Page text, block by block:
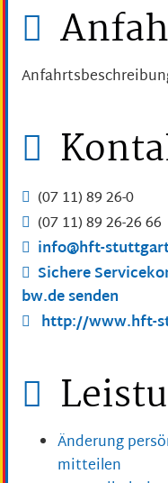
(0711) 8926-0
(0711) 8926-2666
info@hft-
Sichere
bw.de senden
http://www.hft-
Änderung
mitteilen